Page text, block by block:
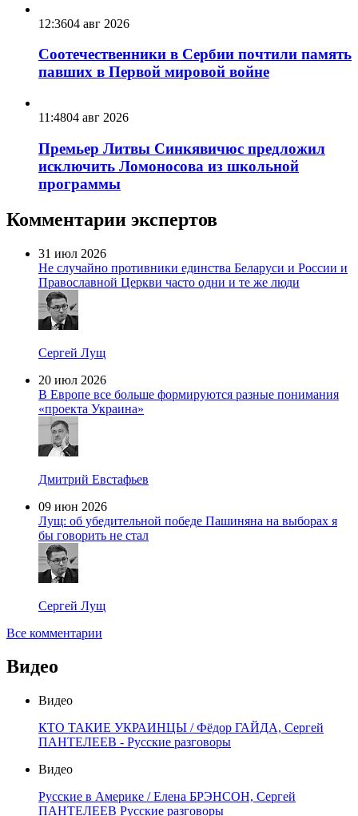
12:3604 авг 2026
Соотечественники в Сербии почтили память
павших в Первой мировой войне
11:4804 авг 2026
Премьер Литвы Синкявичюс предложил
исключить Ломоносова из школьной
программы
Комментарии экспертов
31 июл 2026
Не случайно противники единства Беларуси и России и
Православной Церкви часто одни и те же люди
Сергей Лущ
20 июл 2026
В Европе все больше формируются разные понимания
«проекта Украина»
Дмитрий Евстафьев
09 июн 2026
Лущ: об убедительной победе Пашиняна на выборах я
бы говорить не стал
Сергей Лущ
Все комментарии
Видео
Видео
КТО ТАКИЕ УКРАИНЦЫ / Фёдор ГАЙДА, Сергей
ПАНТЕЛЕЕВ - Русские разговоры
Видео
Русские в Америке / Елена БРЭНСОН, Сергей
ПАНТЕЛЕЕВ Русские разговоры